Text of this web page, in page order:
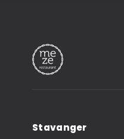
Stavanger